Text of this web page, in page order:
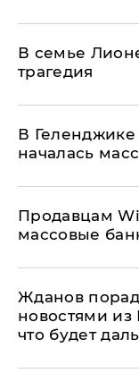
В семье
трагедия
В
началась
Продавцам
массовые
Жданов
новостями
что будет